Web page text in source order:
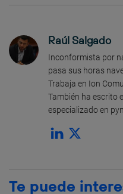
Raúl Salgado
Inconformista por
pasa sus horas
Trabaja en Ion
También ha escrito
especializado en
Te puede